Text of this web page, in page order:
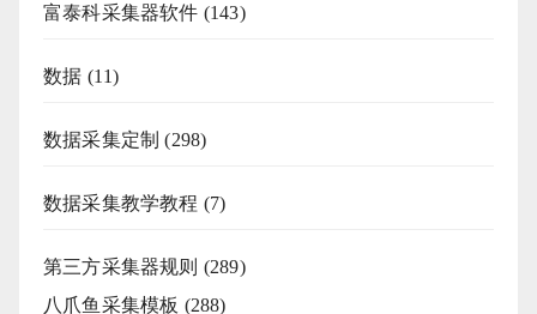
富泰科采集器软件 (143)
数据 (11)
数据采集定制 (298)
数据采集教学教程 (7)
第三方采集器规则 (289)
八爪鱼采集模板 (288)